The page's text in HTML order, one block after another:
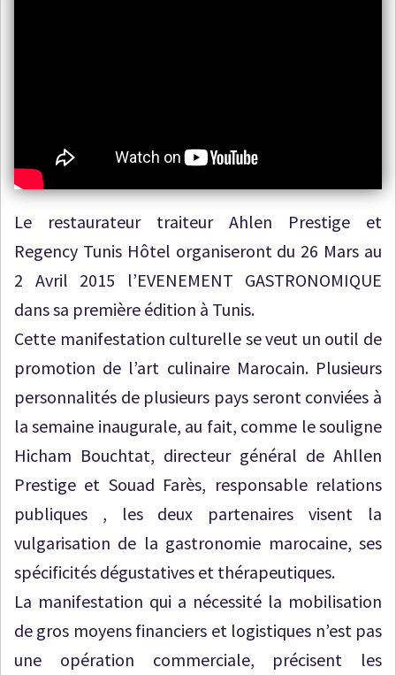
Le restaurateur traiteur Ahlen Prestige et
Regency Tunis Hôtel organiseront du 26 Mars au
2 Avril 2015 l’EVENEMENT GASTRONOMIQUE
dans sa première édition à Tunis.
Cette manifestation culturelle se veut un outil de
promotion de l’art culinaire Marocain. Plusieurs
personnalités de plusieurs pays seront conviées à
la semaine inaugurale, au fait, comme le souligne
Hicham Bouchtat, directeur général de Ahllen
Prestige et Souad Farès, responsable relations
publiques , les deux partenaires visent la
vulgarisation de la gastronomie marocaine, ses
spécificités dégustatives et thérapeutiques.
La manifestation qui a nécessité la mobilisation
de gros moyens financiers et logistiques n’est pas
une opération commerciale, précisent les